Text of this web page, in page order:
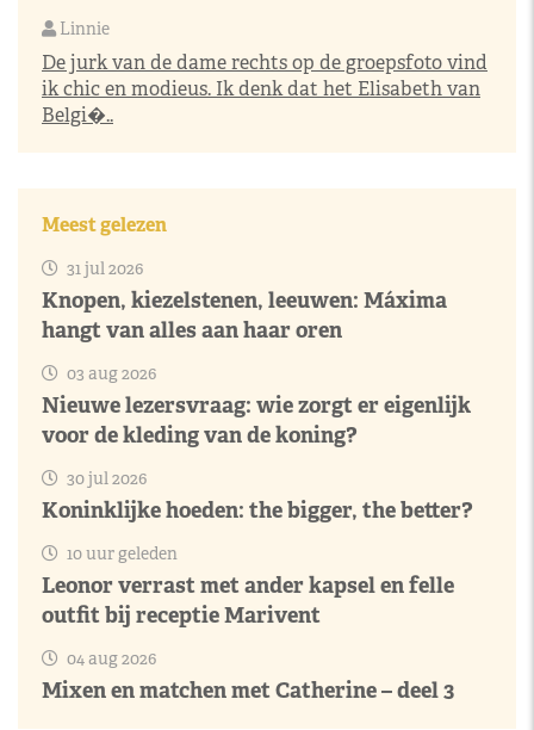
Linnie
De jurk van de dame rechts op de groepsfoto vind
ik chic en modieus. Ik denk dat het Elisabeth van
Belgi�..
Meest gelezen
31 jul 2026
Knopen, kiezelstenen, leeuwen: Máxima
hangt van alles aan haar oren
03 aug 2026
Nieuwe lezersvraag: wie zorgt er eigenlijk
voor de kleding van de koning?
30 jul 2026
Koninklijke hoeden: the bigger, the better?
10 uur geleden
Leonor verrast met ander kapsel en felle
outfit bij receptie Marivent
04 aug 2026
Mixen en matchen met Catherine – deel 3